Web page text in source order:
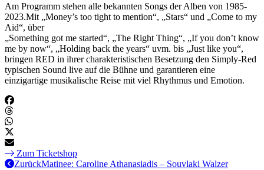
Am Programm stehen alle bekannten Songs der Alben von 1985-
2023.Mit „Money’s too tight to mention“, „Stars“ und „Come to my
Aid“, über
„Something got me started“, „The Right Thing“, „If you don’t know
me by now“, „Holding back the years“ uvm. bis „Just like you“,
bringen RED in ihrer charakteristischen Besetzung den Simply-Red
typischen Sound live auf die Bühne und garantieren eine
einzigartige musikalische Reise mit viel Rhythmus und Emotion.
Zum Ticketshop
ZurückMatinee: Caroline Athanasiadis – Souvlaki Walzer